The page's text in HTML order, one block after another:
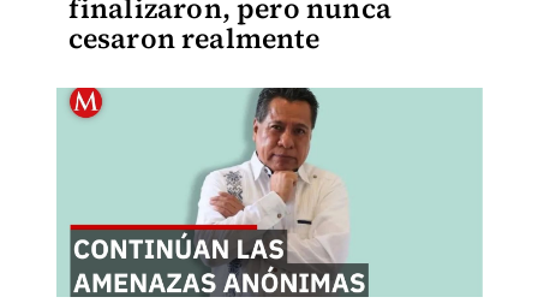
finalizaron, pero nunca
cesaron realmente